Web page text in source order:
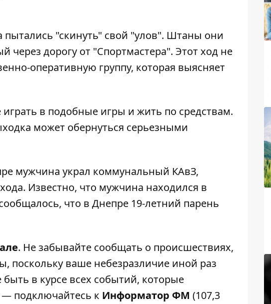
"скинуть" свой "улов". Штаны они
дорогу от "Спортмастера". Этот ход не
оперативную группу, которая выясняет
в подобные игры и жить по средствам.
может обернуться серьезными
мужчина украл коммунальный КАвЗ,
. Известно, что мужчина находился в
что в Днепре 19-летний парень
. Не забывайте сообщать о происшествиях,
поскольку ваше небезразличие иной раз
в курсе всех событий, которые
— подключайтесь к Информатор ФМ (107,3